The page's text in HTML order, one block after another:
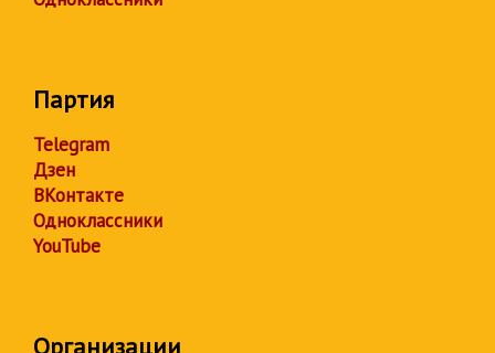
Партия
Telegram
Дзен
ВКонтакте
Одноклассники
YouTube
Организации